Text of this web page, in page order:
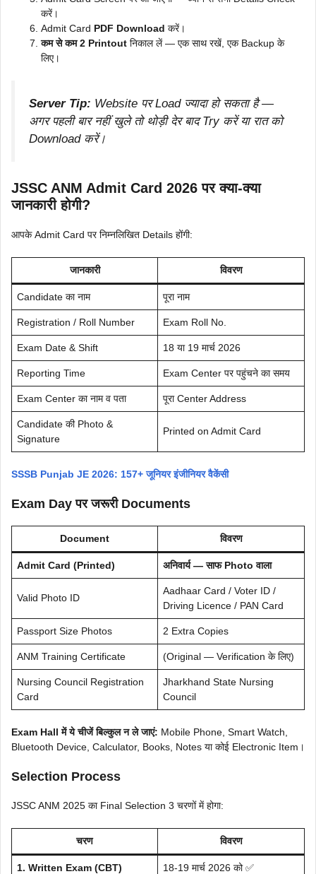
करें।
Admit Card PDF Download करें।
कम से कम 2 Printout निकाल लें — एक साथ रखें, एक Backup के
लिए।
Server Tip: Website पर Load ज्यादा हो सकता है —
अगर पहली बार नहीं खुले तो थोड़ी देर बाद Try करें या रात को
Download करें।
JSSC ANM Admit Card 2026 पर क्या-क्या
जानकारी होगी?
आपके Admit Card पर निम्नलिखित Details होंगी:
जानकारी विवरण
Candidate का नाम पूरा नाम
Registration / Roll Number Exam Roll No.
Exam Date & Shift 18 या 19 मार्च 2026
Reporting Time Exam Center पर पहुंचने का समय
Exam Center का नाम व पता पूरा Center Address
Candidate की Photo &
Signature
Printed on Admit Card
SSSB Punjab JE 2026: 157+ जूनियर इंजीनियर वैकेंसी
Exam Day पर जरूरी Documents
Document विवरण
Admit Card (Printed) अनिवार्य — साफ Photo वाला
Valid Photo ID
Aadhaar Card / Voter ID /
Driving Licence / PAN Card
Passport Size Photos 2 Extra Copies
ANM Training Certificate (Original — Verification के लिए)
Nursing Council Registration
Card
Jharkhand State Nursing
Council
Exam Hall में ये चीजें बिल्कुल न ले जाएं: Mobile Phone, Smart Watch,
Bluetooth Device, Calculator, Books, Notes या कोई Electronic Item।
Selection Process
JSSC ANM 2025 का Final Selection 3 चरणों में होगा:
चरण विवरण
1. Written Exam (CBT) 18-19 मार्च 2026 को ✅